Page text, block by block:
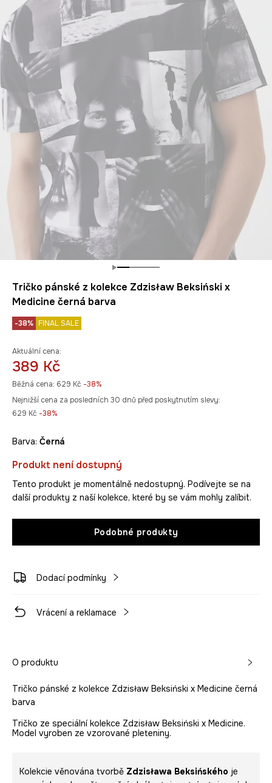
Tričko pánské z kolekce Zdzisław Beksiński x
Medicine černá barva
-38% FINAL SALE
Aktuální cena:
389 Kč
Běžná cena: 629 Kč -38%
Nejnižší cena za posledních 30 dnů před poskytnutím slevy:
629 Kč -38%
Barva: černá
Produkt není dostupný
Tento produkt je momentálně nedostupný. Podívejte se na
další produkty z naší kolekce, které by se vám mohly zalíbit.
Podobné produkty
Dodací podmínky
Vrácení a reklamace
O produktu
Tričko pánské z kolekce Zdzisław Beksiński x Medicine černá
barva
Tričko ze speciální kolekce Zdzisław Beksiński x Medicine.
Model vyroben ze vzorované pleteniny.
Kolekcie věnována tvorbě Zdzisława Beksińského je